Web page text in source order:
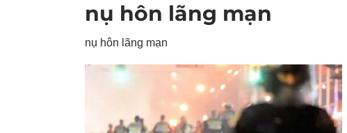
nụ hôn lãng mạn
nụ hôn lãng mạn